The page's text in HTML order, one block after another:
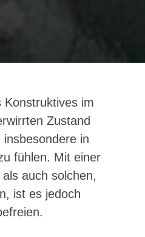
Konstruktives im
Zustand
in
fühlen. Mit einer
auch solchen,
ist es jedoch